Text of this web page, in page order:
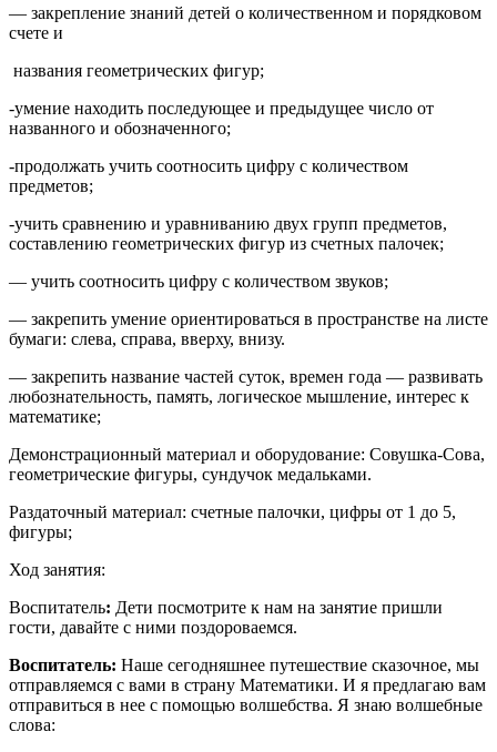
— закрепление знаний детей о количественном и порядковом
счете и
названия геометрических фигур;
-умение находить последующее и предыдущее число от
названного и обозначенного;
-продолжать учить соотносить цифру с количеством
предметов;
-учить сравнению и уравниванию двух групп предметов,
составлению геометрических фигур из счетных палочек;
— учить соотносить цифру с количеством звуков;
— закрепить умение ориентироваться в пространстве на листе
бумаги: слева, справа, вверху, внизу.
— закрепить название частей суток, времен года — развивать
любознательность, память, логическое мышление, интерес к
математике;
Демонстрационный материал и оборудование: Совушка-Сова,
геометрические фигуры, сундучок медальками.
Раздаточный материал: счетные палочки, цифры от 1 до 5,
фигуры;
Ход занятия:
Воспитатель: Дети посмотрите к нам на занятие пришли
гости, давайте с ними поздороваемся.
Воспитатель: Наше сегодняшнее путешествие сказочное, мы
отправляемся с вами в страну Математики. И я предлагаю вам
отправиться в нее с помощью волшебства. Я знаю волшебные
слова: